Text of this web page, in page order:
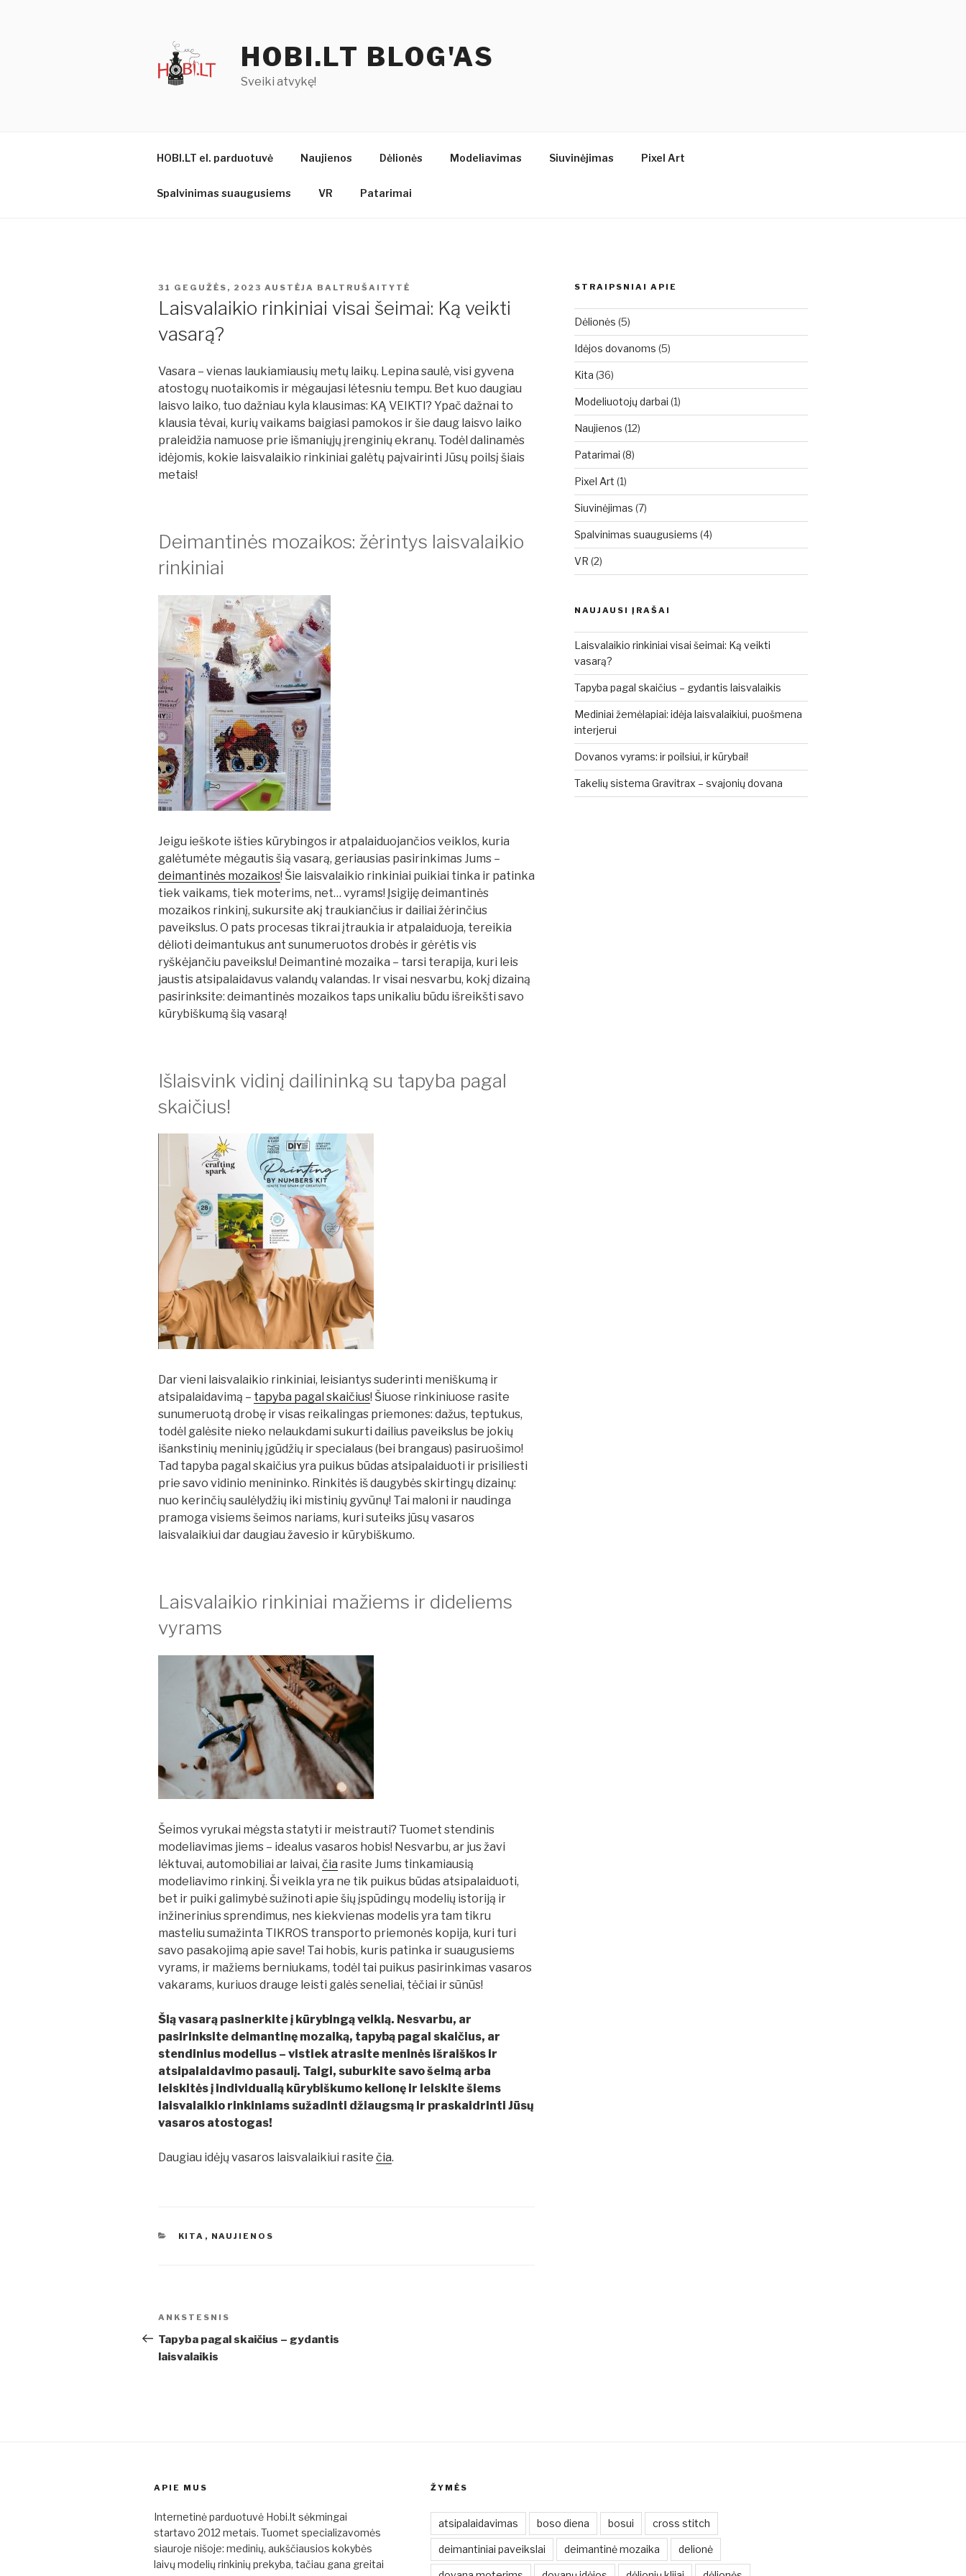
HOBI.LT BLOG'AS
Sveiki atvykę!
HOBI.LT el. parduotuvė Naujienos Dėlionės Modeliavimas Siuvinėjimas Pixel Art
Spalvinimas suaugusiems VR Patarimai
PASKELBTA
31 GEGUŽĖS, 2023 AUSTĖJA BALTRUŠAITYTĖ
Laisvalaikio rinkiniai visai šeimai: Ką veikti
vasarą?
Vasara – vienas laukiamiausių metų laikų. Lepina saulė, visi gyvena
atostogų nuotaikomis ir mėgaujasi lėtesniu tempu. Bet kuo daugiau
laisvo laiko, tuo dažniau kyla klausimas: KĄ VEIKTI? Ypač dažnai to
klausia tėvai, kurių vaikams baigiasi pamokos ir šie daug laisvo laiko
praleidžia namuose prie išmaniųjų įrenginių ekranų. Todėl dalinamės
idėjomis, kokie laisvalaikio rinkiniai galėtų paįvairinti Jūsų poilsį šiais
metais!
Deimantinės mozaikos: žėrintys laisvalaikio
rinkiniai
Jeigu ieškote išties kūrybingos ir atpalaiduojančios veiklos, kuria
galėtumėte mėgautis šią vasarą, geriausias pasirinkimas Jums –
deimantinės mozaikos! Šie laisvalaikio rinkiniai puikiai tinka ir patinka
tiek vaikams, tiek moterims, net… vyrams! Įsigiję deimantinės
mozaikos rinkinį, sukursite akį traukiančius ir dailiai žėrinčius
paveikslus. O pats procesas tikrai įtraukia ir atpalaiduoja, tereikia
dėlioti deimantukus ant sunumeruotos drobės ir gėrėtis vis
ryškėjančiu paveikslu! Deimantinė mozaika – tarsi terapija, kuri leis
jaustis atsipalaidavus valandų valandas. Ir visai nesvarbu, kokį dizainą
pasirinksite: deimantinės mozaikos taps unikaliu būdu išreikšti savo
kūrybiškumą šią vasarą!
Išlaisvink vidinį dailininką su tapyba pagal
skaičius!
Dar vieni laisvalaikio rinkiniai, leisiantys suderinti meniškumą ir
atsipalaidavimą – tapyba pagal skaičius! Šiuose rinkiniuose rasite
sunumeruotą drobę ir visas reikalingas priemones: dažus, teptukus,
todėl galėsite nieko nelaukdami sukurti dailius paveikslus be jokių
išankstinių meninių įgūdžių ir specialaus (bei brangaus) pasiruošimo!
Tad tapyba pagal skaičius yra puikus būdas atsipalaiduoti ir prisiliesti
prie savo vidinio menininko. Rinkitės iš daugybės skirtingų dizainų:
nuo kerinčių saulėlydžių iki mistinių gyvūnų! Tai maloni ir naudinga
pramoga visiems šeimos nariams, kuri suteiks jūsų vasaros
laisvalaikiui dar daugiau žavesio ir kūrybiškumo.
Laisvalaikio rinkiniai mažiems ir dideliems
vyrams
Šeimos vyrukai mėgsta statyti ir meistrauti? Tuomet stendinis
modeliavimas jiems – idealus vasaros hobis! Nesvarbu, ar jus žavi
lėktuvai, automobiliai ar laivai, čia rasite Jums tinkamiausią
modeliavimo rinkinį. Ši veikla yra ne tik puikus būdas atsipalaiduoti,
bet ir puiki galimybė sužinoti apie šių įspūdingų modelių istoriją ir
inžinerinius sprendimus, nes kiekvienas modelis yra tam tikru
masteliu sumažinta TIKROS transporto priemonės kopija, kuri turi
savo pasakojimą apie save! Tai hobis, kuris patinka ir suaugusiems
vyrams, ir mažiems berniukams, todėl tai puikus pasirinkimas vasaros
vakarams, kuriuos drauge leisti galės seneliai, tėčiai ir sūnūs!
Šią vasarą pasinerkite į kūrybingą veiklą. Nesvarbu, ar
pasirinksite deimantinę mozaiką, tapybą pagal skaičius, ar
stendinius modelius – vistiek atrasite meninės išraiškos ir
atsipalaidavimo pasaulį. Taigi, suburkite savo šeimą arba
leiskitės į individualią kūrybiškumo kelionę ir leiskite šiems
laisvalaikio rinkiniams sužadinti džiaugsmą ir praskaidrinti Jūsų
vasaros atostogas!
Daugiau idėjų vasaros laisvalaikiui rasite čia.
KATEGORIJOS
KITA , NAUJIENOS
Navigacija
tarp
įrašų
Ankstesnis
įrašas
ANKSTESNIS
Tapyba pagal skaičius – gydantis
laisvalaikis
STRAIPSNIAI APIE
Dėlionės (5)
Idėjos dovanoms (5)
Kita (36)
Modeliuotojų darbai (1)
Naujienos (12)
Patarimai (8)
Pixel Art (1)
Siuvinėjimas (7)
Spalvinimas suaugusiems (4)
VR (2)
NAUJAUSI ĮRAŠAI
Laisvalaikio rinkiniai visai šeimai: Ką veikti
vasarą?
Tapyba pagal skaičius – gydantis laisvalaikis
Mediniai žemėlapiai: idėja laisvalaikiui, puošmena
interjerui
Dovanos vyrams: ir poilsiui, ir kūrybai!
Takelių sistema Gravitrax – svajonių dovana
APIE MUS
Internetinė parduotuvė Hobi.lt sėkmingai
startavo 2012 metais. Tuomet specializavomės
siauroje nišoje: medinių, aukščiausios kokybės
laivų modelių rinkinių prekyba, tačiau gana greitai
ŽYMĖS
atsipalaidavimas boso diena bosui cross stitch
deimantiniai paveikslai deimantinė mozaika delionė